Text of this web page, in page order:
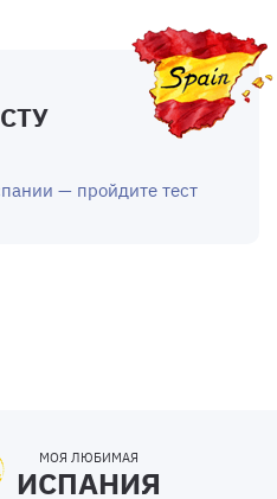
— пройдите тест
МОЯ ЛЮБИМАЯ
ИСПАНИЯ